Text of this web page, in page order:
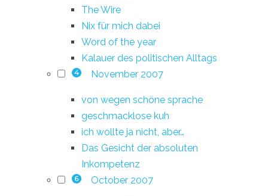
The Wire
Nix für mich dabei
Word of the year
Kalauer des politischen Alltags
4 November 2007
von wegen schöne sprache
geschmacklose kuh
ich wollte ja nicht, aber…
Das Gesicht der absoluten
Inkompetenz
6 October 2007